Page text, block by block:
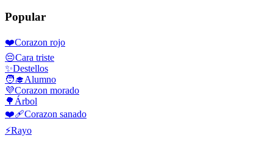
Popular
❤️Corazon rojo
😔Cara triste
✨Destellos
🧑‍🎓Alumno
💜Corazon morado
🌳 Árbol
❤️‍🩹Corazon sanado
⚡Rayo